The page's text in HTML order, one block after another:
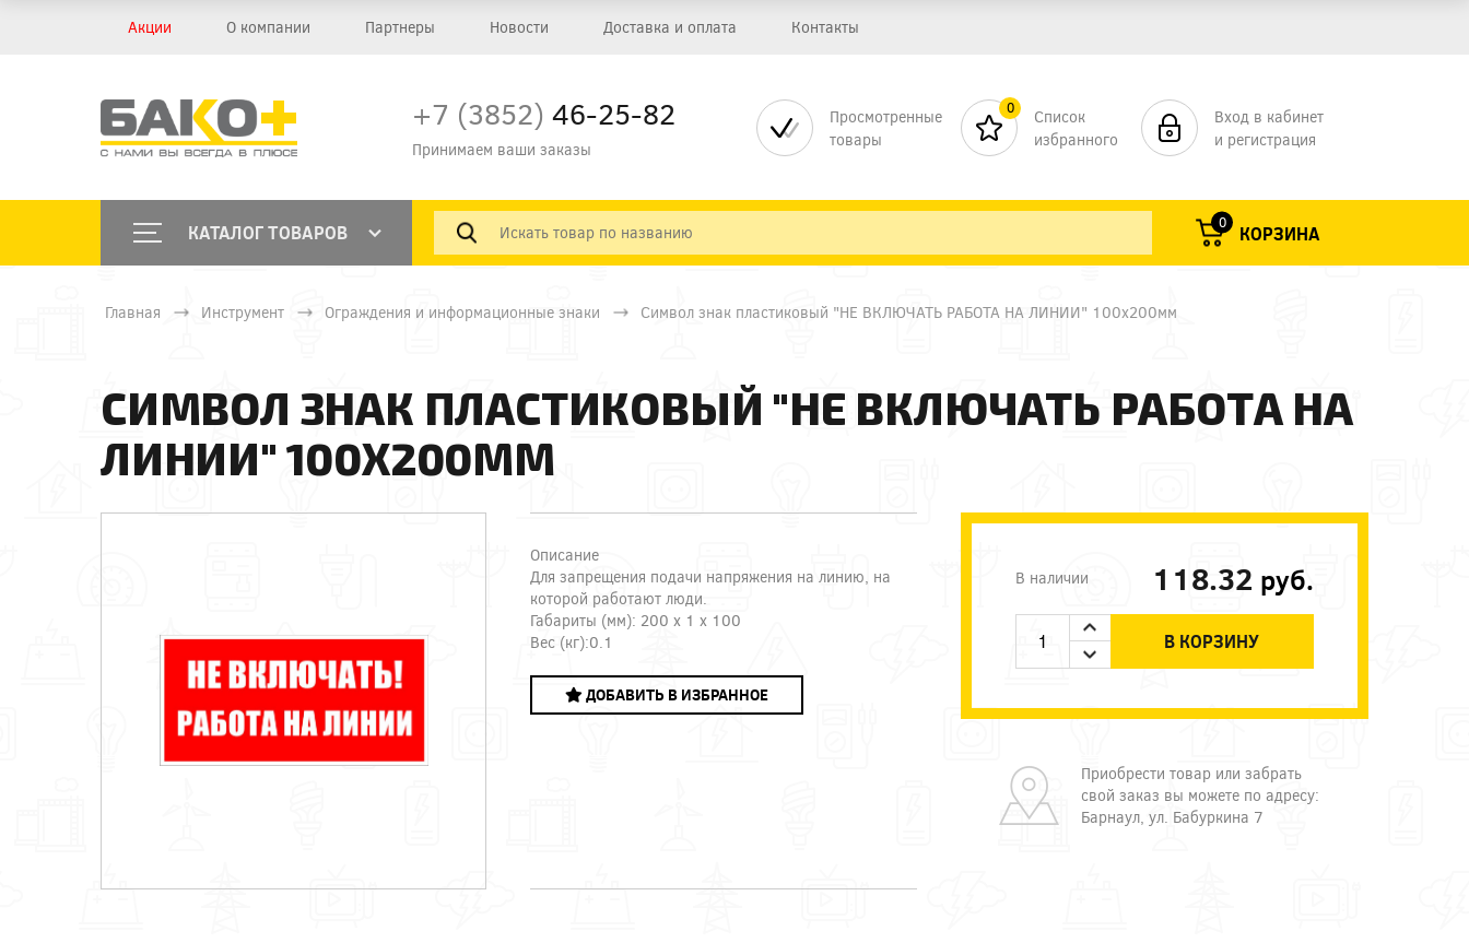
Акции О компании Партнеры Новости Доставка и оплата Контакты
+7 (3852) 46-25-82
Принимаем ваши заказы
Просмотренные
товары
0
Список
избранного
Вход в кабинет
и регистрация
КАТАЛОГ ТОВАРОВ 0 КОРЗИНА
Главная Инструмент Ограждения и информационные знаки Символ знак пластиковый "НЕ ВКЛЮЧАТЬ РАБОТА НА ЛИНИИ" 100х200мм
СИМВОЛ ЗНАК ПЛАСТИКОВЫЙ "НЕ ВКЛЮЧАТЬ РАБОТА НА
ЛИНИИ" 100Х200ММ
Описание
Для запрещения подачи напряжения на линию, на
которой работают люди.
Габариты (мм): 200 x 1 x 100
Вес (кг):0.1
ДОБАВИТЬ В ИЗБРАННОЕ
В наличии 118.32 руб.
В КОРЗИНУ
Приобрести товар или забрать
свой заказ вы можете по адресу:
Барнаул, ул. Бабуркина 7